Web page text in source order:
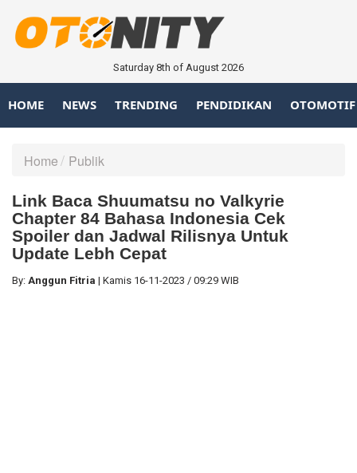
Saturday 8th of August 2026
HOME NEWS TRENDING PENDIDIKAN OTOMOTIF
Home Publik
Link Baca Shuumatsu no Valkyrie
Chapter 84 Bahasa Indonesia Cek
Spoiler dan Jadwal Rilisnya Untuk
Update Lebh Cepat
By: Anggun Fitria | Kamis 16-11-2023 / 09:29 WIB